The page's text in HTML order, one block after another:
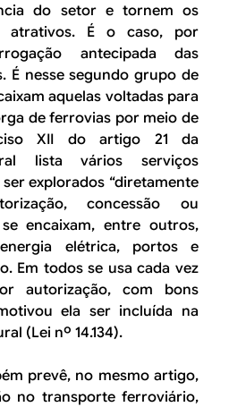
do setor e tornem os
atrativos. É o caso, por
antecipada das
É nesse segundo grupo de
aquelas voltadas para
de ferrovias por meio de
XII do artigo 21 da
lista vários serviços
explorados “diretamente
concessão ou
se encaixam, entre outros,
energia elétrica, portos e
Em todos se usa cada vez
autorização, com bons
ela ser incluída na
(Lei nº 14.134).
prevê, no mesmo artigo,
no transporte ferroviário,